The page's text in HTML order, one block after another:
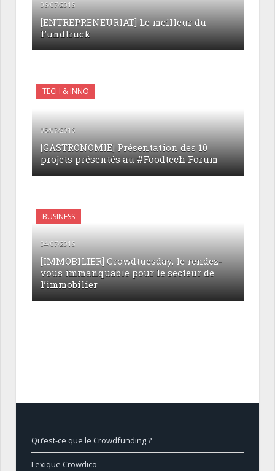
06/07/2016
[ENTREPRENEURIAT] Le meilleur du
Fundtruck
TECH & INNO
05/07/2016
[GASTRONOMIE] Présentation des 10
projets présentés au #Foodtech Forum
BUSINESS
04/07/2016
[IMMOBILIER] Crowdtuesday, le rendez-
vous immanquable pour le secteur de
l’immobilier
Qu’est-ce que le Crowdfunding ?
Lexique Crowdico